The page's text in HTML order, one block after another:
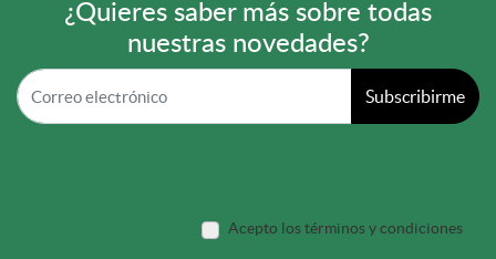
¿Quieres saber más sobre todas
nuestras novedades?
Subscribirme
Acepto los términos y condiciones